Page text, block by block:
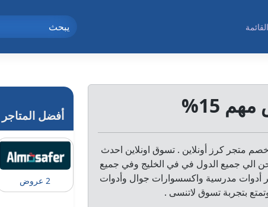
15%
متجر كرز أونلاين . تسوق اونلاين احدث
الي جميع الدول في في الخليج وفي جميع
أدوات مدرسية واكسسوارات جوال وأدوات
بتجربة تسوق لاتنسى .
أفضل المتاجر
2 عروض